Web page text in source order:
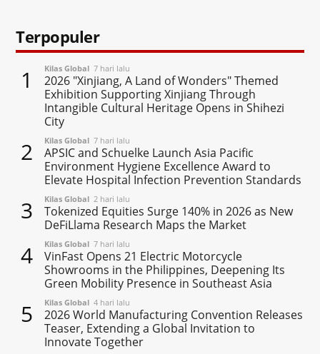
Terpopuler
1 Kilas Global 7 hari lalu
2026 "Xinjiang, A Land of Wonders" Themed
Exhibition Supporting Xinjiang Through
Intangible Cultural Heritage Opens in Shihezi
City
2 Kilas Global 7 hari lalu
APSIC and Schuelke Launch Asia Pacific
Environment Hygiene Excellence Award to
Elevate Hospital Infection Prevention Standards
3 Kilas Global 2 hari lalu
Tokenized Equities Surge 140% in 2026 as New
DeFiLlama Research Maps the Market
4 Kilas Global 7 hari lalu
VinFast Opens 21 Electric Motorcycle
Showrooms in the Philippines, Deepening Its
Green Mobility Presence in Southeast Asia
5 Kilas Global 4 hari lalu
2026 World Manufacturing Convention Releases
Teaser, Extending a Global Invitation to
Innovate Together